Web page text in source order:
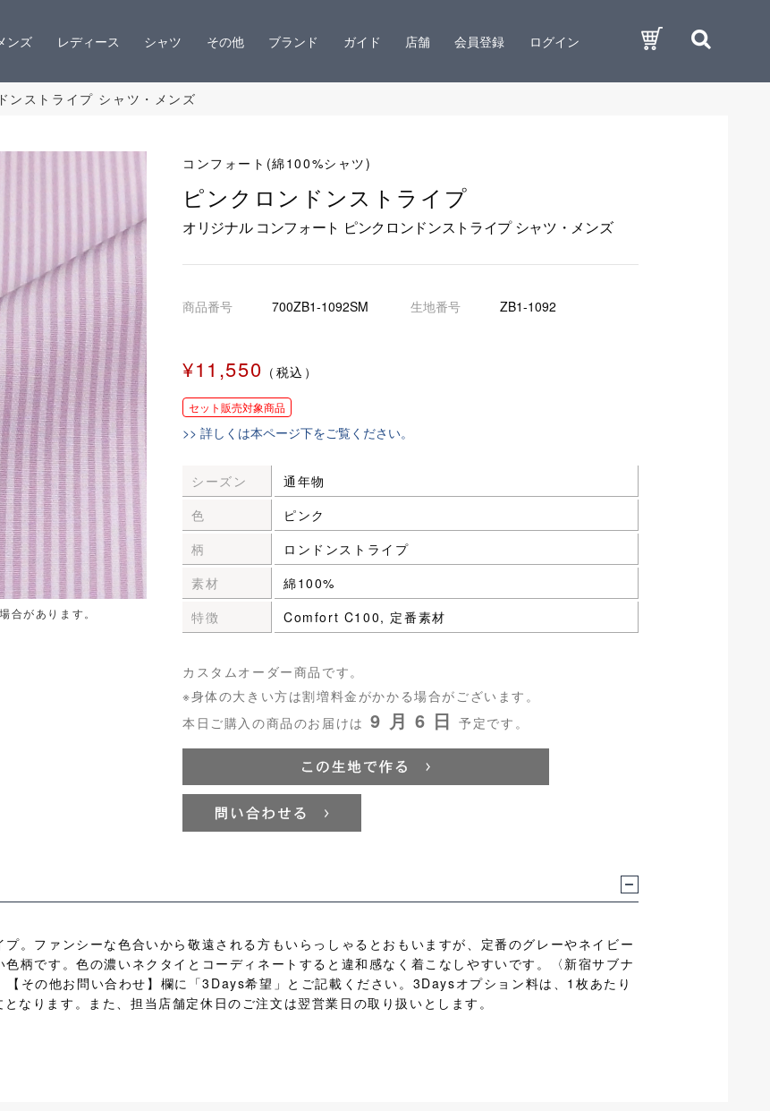
ンズ レディース シャツ その他 ブランド ガイド 店舗 会員登録 ログイン
ンストライプ シャツ・メンズ
合があります。
コンフォート(綿100%シャツ)
ピンクロンドンストライプ
オリジナル コンフォート ピンクロンドンストライプ シャツ・メンズ
商品番号 700ZB1-1092SM 生地番号 ZB1-1092
¥11,550 （税込）
セット販売対象商品
>> 詳しくは本ページ下をご覧ください。
シーズン
通年物
色
ピンク
柄
ロンドンストライプ
素材
綿100%
特徴
Comfort C100, 定番素材
カスタムオーダー商品です。
※身体の大きい方は割増料金がかかる場合がございます。
本日ご購入の商品のお届けは 9 月 6 日予定です。
。ファンシーな色合いから敬遠される方もいらっしゃるとおもいますが、定番のグレーやネイビー
柄です。色の濃いネクタイとコーディネートすると違和感なく着こなしやすいです。〈新宿サブナ
その他お問い合わせ】欄に「3Days希望」とご記載ください。3Daysオプション料は、1枚あたり
なります。また、担当店舗定休日のご注文は翌営業日の取り扱いとします。